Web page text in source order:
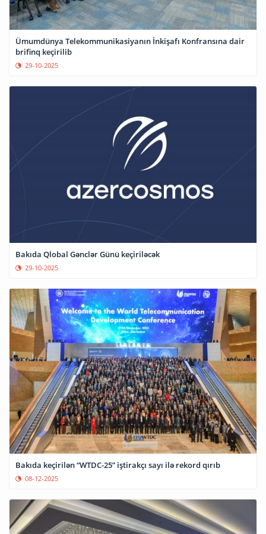
Ümumdünya Telekommunikasiyanın İnkişafı Konfransına dair
brifinq keçirilib
29-10-2025
Bakıda Qlobal Gənclər Günü keçiriləcək
29-10-2025
Bakıda keçirilən “WTDC-25” iştirakçı sayı ilə rekord qırıb
08-12-2025